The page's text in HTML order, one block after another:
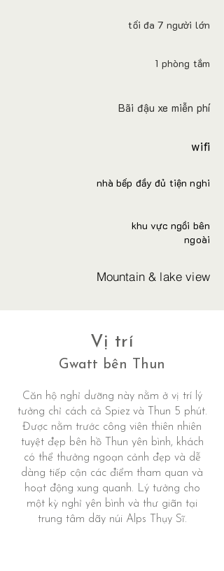
tối đa 7 người lớn
1 phòng tắm
Bãi đậu xe miễn phí
wifi
nhà bếp đầy đủ tiện nghi
khu vực ngồi bên
ngoài
Mountain & lake view
Vị trí
Gwatt bên Thun
Căn hộ nghỉ dưỡng này nằm ở vị trí lý
tưởng chỉ cách cả Spiez và Thun 5 phút.
Được nằm trước công viên thiên nhiên
tuyệt đẹp bên hồ Thun yên bình, khách
có thể thưởng ngoạn cảnh đẹp và dễ
dàng tiếp cận các điểm tham quan và
hoạt động xung quanh. Lý tưởng cho
một kỳ nghỉ yên bình và thư giãn tại
trung tâm dãy núi Alps Thụy Sĩ.